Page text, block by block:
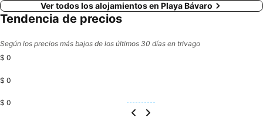
Ver todos los alojamientos en Playa Bávaro
Tendencia de precios
Según los precios más bajos de los últimos 30 días en trivago
$ 0
$ 0
$ 0